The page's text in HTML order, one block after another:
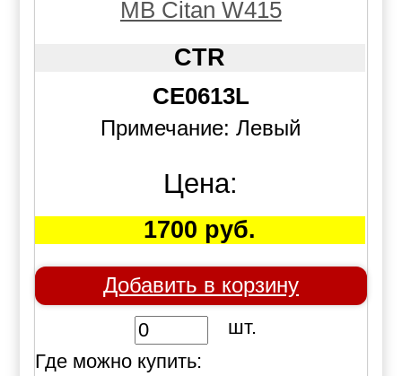
MB Citan W415
CTR
CE0613L
Примечание: Левый
Цена:
1700 руб.
Добавить в корзину
шт.
Где можно купить: